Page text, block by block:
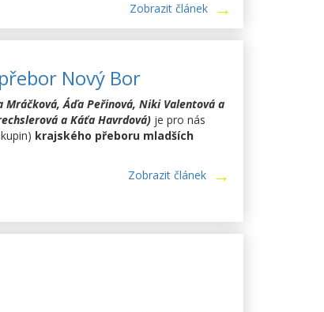
Zobrazit článek
Nový Bor
Mráčková, Áďa Peřinová, Niki Valentová a
a Káťa Havrdová) je pro nás
krajského přeboru mladších
Zobrazit článek